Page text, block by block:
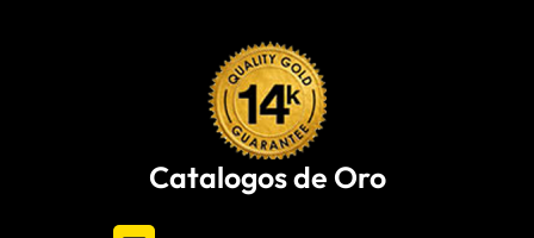
Catalogos de Oro